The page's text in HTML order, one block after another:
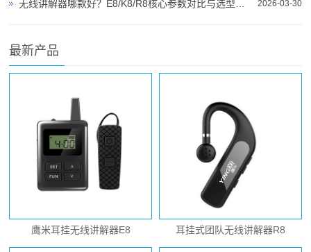
2026-03-30
最新产品
鹰米耳挂无线讲解器E8 耳挂式团队无线讲解器R8